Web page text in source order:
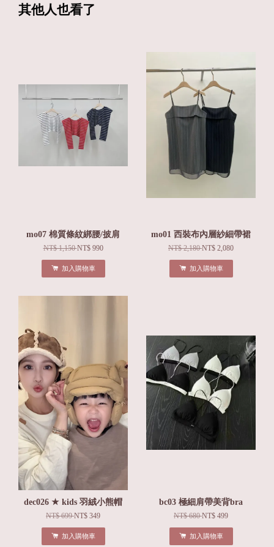
其他人也看了
mo07 棉質條紋綁腰/披肩
NT$ 1,150NT$ 990
加入購物車
mo01 西裝布內層紗細帶裙
NT$ 2,180NT$ 2,080
加入購物車
dec026 ★ kids 羽絨小熊帽
NT$ 699NT$ 349
加入購物車
bc03 極細肩帶美背bra
NT$ 680NT$ 499
加入購物車